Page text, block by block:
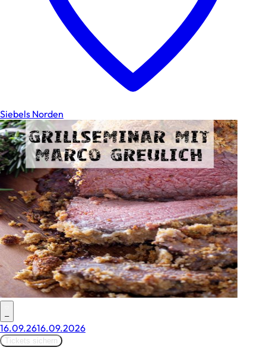
Siebels Norden
–
16.09.2616.09.2026
Tickets sichern